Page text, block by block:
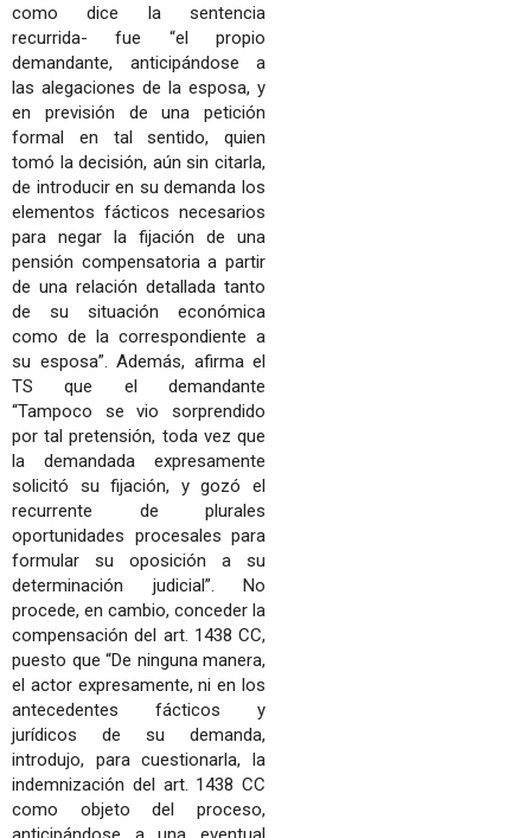
como dice la sentencia
recurrida- fue “el propio
demandante, anticipándose a
las alegaciones de la esposa, y
en previsión de una petición
formal en tal sentido, quien
tomó la decisión, aún sin citarla,
de introducir en su demanda los
elementos fácticos necesarios
para negar la fijación de una
pensión compensatoria a partir
de una relación detallada tanto
de su situación económica
como de la correspondiente a
su esposa”. Además, afirma el
TS que el demandante
“Tampoco se vio sorprendido
por tal pretensión, toda vez que
la demandada expresamente
solicitó su fijación, y gozó el
recurrente de plurales
oportunidades procesales para
formular su oposición a su
determinación judicial”. No
procede, en cambio, conceder la
compensación del art. 1438 CC,
puesto que “De ninguna manera,
el actor expresamente, ni en los
antecedentes fácticos y
jurídicos de su demanda,
introdujo, para cuestionarla, la
indemnización del art. 1438 CC
como objeto del proceso,